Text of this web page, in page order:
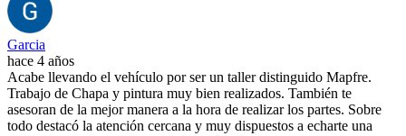
Garcia
hace 4 años
Acabe llevando el vehículo por ser un taller distinguido Mapfre.
Trabajo de Chapa y pintura muy bien realizados. También te
asesoran de la mejor manera a la hora de realizar los partes. Sobre
todo destacó la atención cercana y muy dispuestos a echarte una